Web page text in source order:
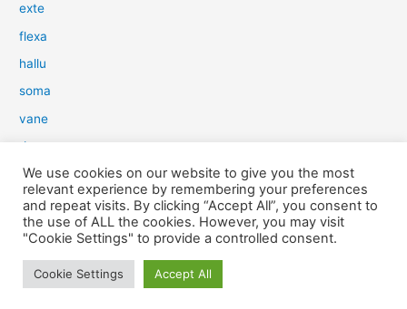
e
r
:
exte
flexa
hallu
soma
vane
dow
slim
aure
light
We use cookies on our website to give you the most
relevant experience by remembering your preferences
and repeat visits. By clicking “Accept All”, you consent to
the use of ALL the cookies. However, you may visit
"Cookie Settings" to provide a controlled consent.
Cookie Settings Accept All